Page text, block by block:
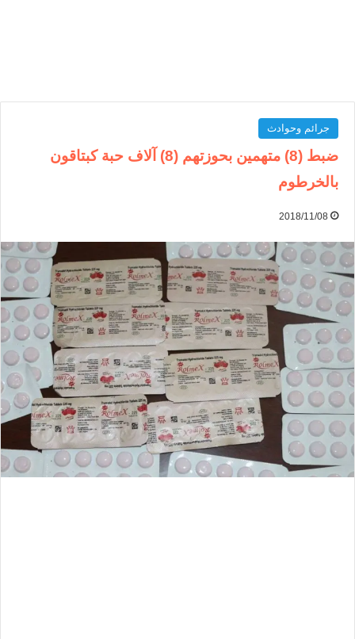
جرائم وحوادث
ضبط (8) متهمين بحوزتهم (8) آلاف حبة كبتاقون
بالخرطوم
2018/11/08